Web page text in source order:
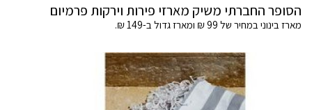
הסופר החברתי משיק מארזי פירות וירקות פרמיום
מארז בינוני במחיר של 99 ₪ ומארז גדול ב-149 ₪.